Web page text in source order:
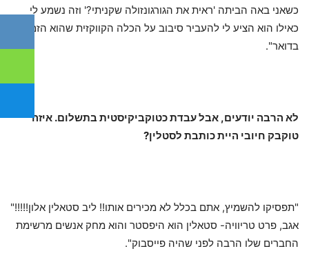
כשאני באה הביתה 'ראית את הגורגונזולה שקניתי?' וזה נשמע לי
כאילו הוא הציע לי להעביר סיבוב על הכלה הקווקזית שהוא הזמין
בדואר".
לא הרבה יודעים, אבל עבדת כטוקביקיסטית בתשלום. איזה
טוקבק חיובי היית כותבת לסטלין?
"תפסיקו להשמיץ, אתם בכלל לא מכירים אותו!! ליב סטאלין אלון!!!!!"
אגב, פרט טריוויה- סטאלין הוא היפסטר והוא מחק אנשים מרשימת
החברים שלו הרבה לפני שהיה פייסבוק".